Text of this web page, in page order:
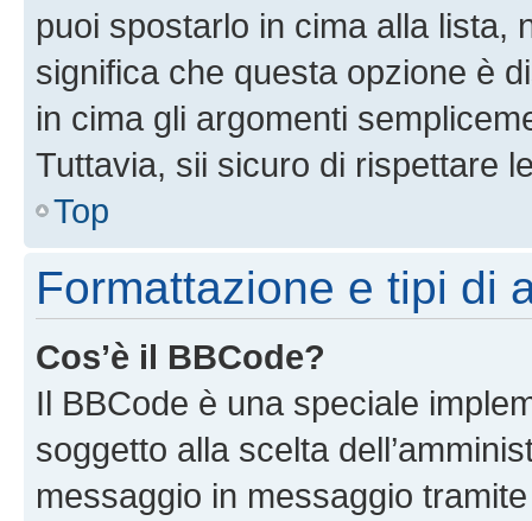
puoi spostarlo in cima alla lista,
significa che questa opzione è
in cima gli argomenti
Tuttavia, sii sicuro di rispettare
Top
Formattazione e tipi di
Cos’è il BBCode?
Il BBCode è una speciale
soggetto alla scelta
messaggio in messaggio